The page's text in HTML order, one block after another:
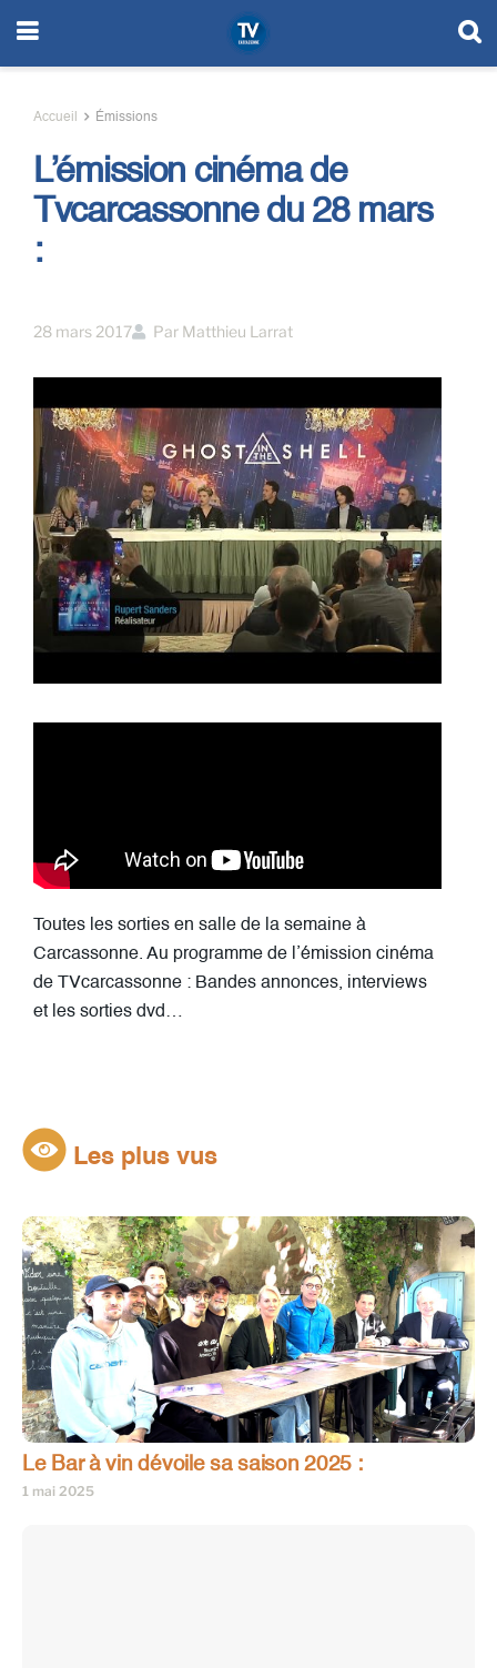
Accueil Émissions
L’émission cinéma de
Tvcarcassonne du 28 mars
:
28 mars 2017 Par Matthieu Larrat
Toutes les sorties en salle de la semaine à
Carcassonne. Au programme de l’émission cinéma
de TVcarcassonne : Bandes annonces, interviews
et les sorties dvd…
Les plus vus
Le Bar à vin dévoile sa saison 2025 :
1 mai 2025